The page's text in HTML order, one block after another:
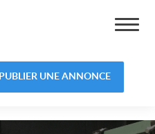
PUBLIER UNE ANNONCE